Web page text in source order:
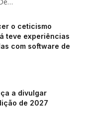
o ceticismo
teve experiências
com software de
a divulgar
de 2027